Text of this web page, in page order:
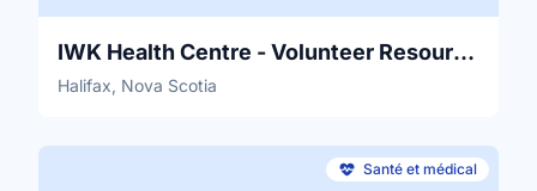
IWK Health Centre - Volunteer Resources
Halifax, Nova Scotia
Santé et médical